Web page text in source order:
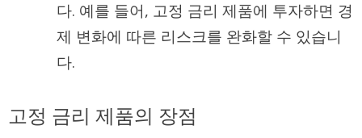
다. 예를 들어, 고정 금리 제품에 투자하면 경
제 변화에 따른 리스크를 완화할 수 있습니
다.
고정 금리 제품의 장점